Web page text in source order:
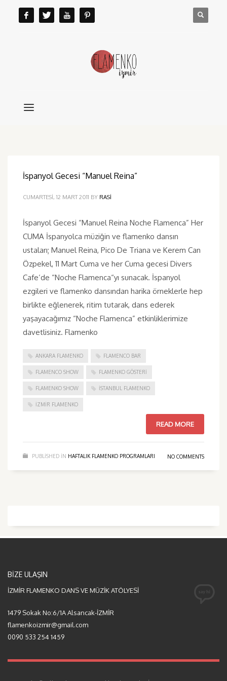
İspanyol Gecesi “Manuel Reina”
CUMARTESI, 12 MART 2011 BY RASI
İspanyol Gecesi “Manuel Reina Noche Flamenca” Her
CUMA İspanyolca müziğin ve flamenko dansın
ustaları; Manuel Reina, Pico De Triana ve Kerem Can
Özpekel, 11 Mart Cuma ve her Cuma gecesi Divers
Cafe‘de “Noche Flamenca“yı sunacak. İspanyol
ezgileri ve flamenko dansından harika örneklerle hep
birlikte eğlenerek, ritim tutarak, dans ederek
yaşayacağımız “Noche Flamenca” etkinliklerimize
davetlisiniz. Flamenko
ANKARA FLAMENKO FLAMENCO BAR
FLAMENCO SHOW FLAMENKO GÖSTERI
FLAMENKO SHOW ISTANBUL FLAMENKO
IZMIR FLAMENKO
READ MORE
PUBLISHED IN HAFTALIK FLAMENKO PROGRAMLARI NO COMMENTS
BİZE ULAŞIN
İZMİR FLAMENKO DANS VE MÜZİK ATÖLYESİ
1479 Sokak No:6/1A Alsancak-İZMİR
flamenkoizmir@gmail.com
0090 533 254 1459